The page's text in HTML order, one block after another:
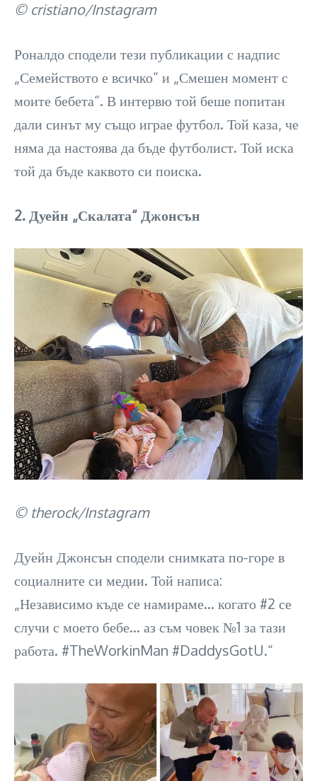
© cristiano/Instagram
Роналдо сподели тези публикации с надпис
„Семейството е всичко“ и „Смешен момент с
моите бебета“. В интервю той беше попитан
дали синът му също играе футбол. Той каза, че
няма да настоява да бъде футболист. Той иска
той да бъде каквото си поиска.
2. Дуейн „Скалата“ Джонсън
© therock/Instagram
Дуейн Джонсън сподели снимката по-горе в
социалните си медии. Той написа:
„Независимо къде се намираме… когато #2 се
случи с моето бебе… аз съм човек №1 за тази
работа. #TheWorkinMan #DaddysGotU.“